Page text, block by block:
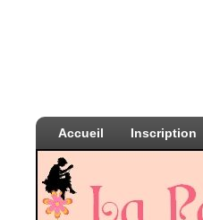
Accueil Inscription